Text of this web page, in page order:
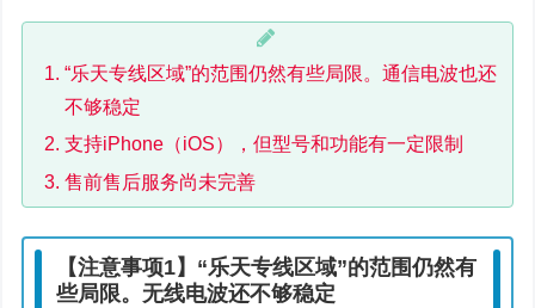
“乐天专线区域”的范围仍然有些局限。通信电波也还
不够稳定
支持iPhone（iOS），但型号和功能有一定限制
售前售后服务尚未完善
【注意事项1】“乐天专线区域”的范围仍然有
些局限。无线电波还不够稳定